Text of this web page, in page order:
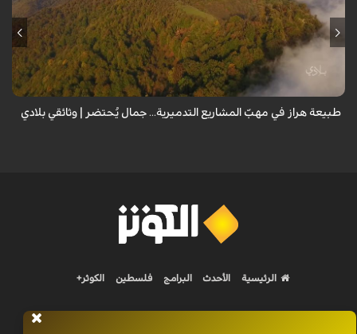
من قلب طبيعة هراز التي كانت يوماً من أجمل الموائل الطبيعية في إيران، يحذر
المعد من كارثة بيئية: "وحش الأعمال والمشاريع التدميرية تنهش بجسم
طبيعة هراز في مهبّ المشاريع التدميرية... جمال يُحتضر | وثائقي بلادي
الرئيسية الأحدث البرامج فلسطين الكوثر+